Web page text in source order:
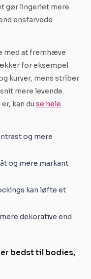
gør lingeriet mere
ensfarvede
med at fremhæve
for eksempel
kurver, mens striber
mere levende.
kan du se hele
og mere
og mere markant
kan løfte et
dekorative end
bedst til bodies,